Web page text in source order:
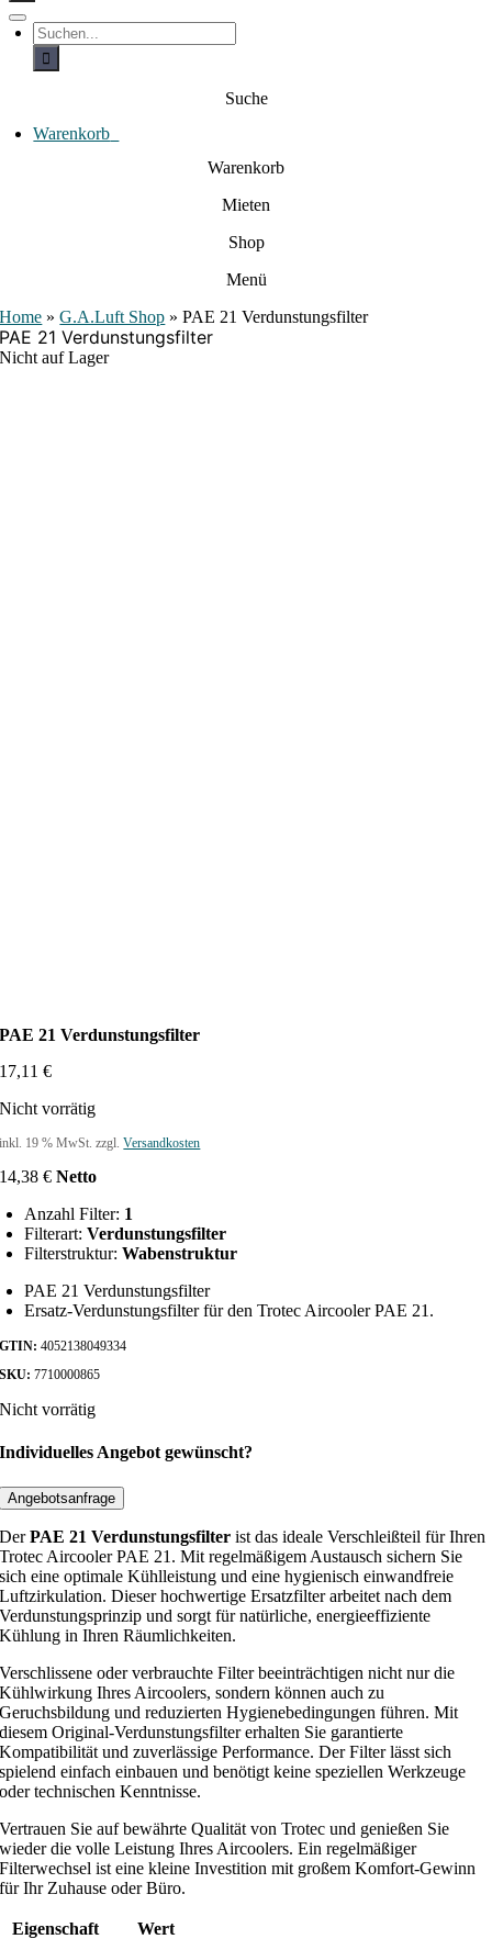
hT
o
a
S
u
h
c
h
Suche
Warenkorb
Warenkorb
Mieten
Shop
Menü
Home »G.A.Luft Shop »PAE 21 Verdunstungsfilter
PAE 21 Verdunstungsfilter
Nicht auf Lager
PAE 21 Verdunstungsfilter
17,11€
Nicht vorrätig
inkl. 19 % MwSt. zzgl.Versandkosten
14,38€ Netto
Anzahl Filter: 1
Filterart: Verdunstungsfilter
Filterstruktur: Wabenstruktur
PAE 21 Verdunstungsfilter
Ersatz-Verdunstungsfilter für den Trotec Aircooler PAE 21.
GTIN: 4052138049334
SKU: 7710000865
Nicht vorrätig
Individuelles Angebot gewünscht?
Angebotsanfrage
DerPAE 21 Verdunstungsfilter ist das ideale Verschleißteil für Ihren
Trotec Aircooler PAE 21. Mit regelmäßigem Austausch sichern Sie
sich eine optimale Kühlleistung und eine hygienisch einwandfreie
Luftzirkulation. Dieser hochwertige Ersatzfilter arbeitet nach dem
Verdunstungsprinzip und sorgt für natürliche, energieeffiziente
Kühlung in Ihren Räumlichkeiten.
Verschlissene oder verbrauchte Filter beeinträchtigen nicht nur die
Kühlwirkung Ihres Aircoolers, sondern können auch zu
Geruchsbildung und reduzierten Hygienebedingungen führen. Mit
diesem Original-Verdunstungsfilter erhalten Sie garantierte
Kompatibilität und zuverlässige Performance. Der Filter lässt sich
spielend einfach einbauen und benötigt keine speziellen Werkzeuge
oder technischen Kenntnisse.
Vertrauen Sie auf bewährte Qualität von Trotec und genießen Sie
wieder die volle Leistung Ihres Aircoolers. Ein regelmäßiger
Filterwechsel ist eine kleine Investition mit großem Komfort-Gewinn
für Ihr Zuhause oder Büro.
Eigenschaft
Wert